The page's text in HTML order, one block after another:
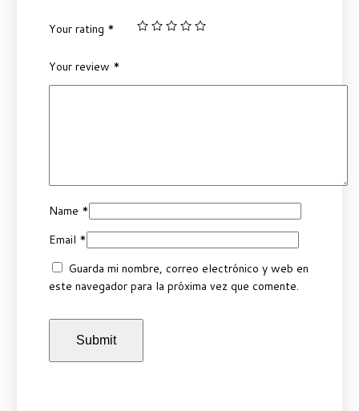
Your rating *
Your review *
Name *
Email *
Guarda mi nombre, correo electrónico y web en
este navegador para la próxima vez que comente.